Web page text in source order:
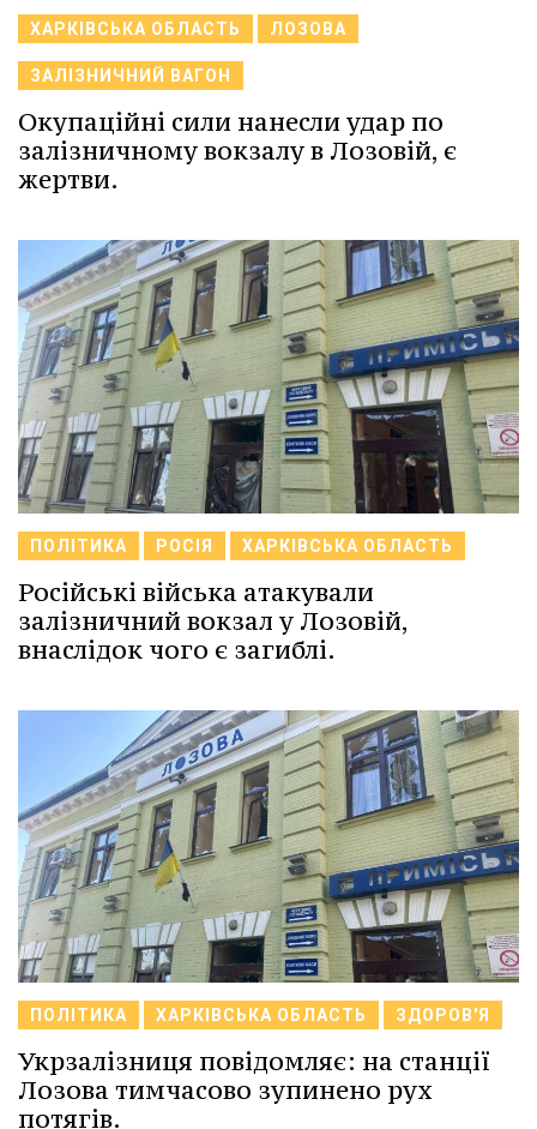
ХАРКІВСЬКА ОБЛАСТЬ ЛОЗОВА
ЗАЛІЗНИЧНИЙ ВАГОН
Окупаційні сили нанесли удар по
залізничному вокзалу в Лозовій, є
жертви.
ПОЛІТИКА РОСІЯ ХАРКІВСЬКА ОБЛАСТЬ
Російські війська атакували
залізничний вокзал у Лозовій,
внаслідок чого є загиблі.
ПОЛІТИКА ХАРКІВСЬКА ОБЛАСТЬ ЗДОРОВ'Я
Укрзалізниця повідомляє: на станції
Лозова тимчасово зупинено рух
потягів.